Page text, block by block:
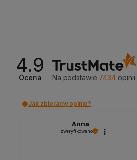
4.9
Ocena Na podstawie 7434 opinii
Jak zbieramy opinie?
Anna
zweryfikowano